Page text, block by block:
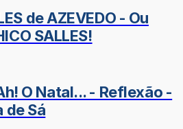
de AZEVEDO - Ou
SALLES!
O Natal... - Reflexão -
de Sá